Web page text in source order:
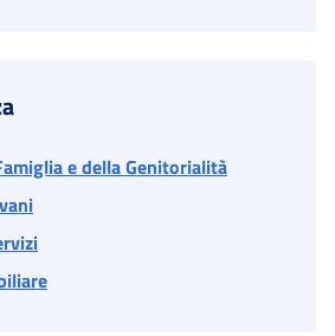
e della Genitorialità